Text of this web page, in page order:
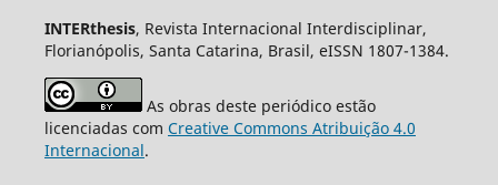
INTERthesis, Revista Internacional Interdisciplinar,
Florianópolis, Santa Catarina, Brasil, eISSN 1807-1384.
As obras deste periódico estão
licenciadas com Creative Commons Atribuição 4.0
Internacional.